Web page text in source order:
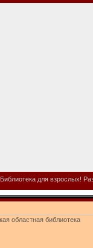
Библиотека для взрослых!